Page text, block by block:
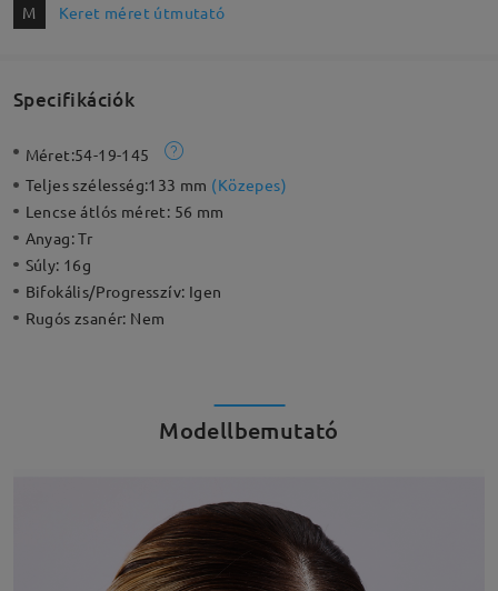
M Keret méret útmutató
Specifikációk
Méret:54-19-145
Teljes szélesség:133 mm (Közepes)
Lencse átlós méret: 56 mm
Anyag:Tr
Súly: 16g
Bifokális/Progresszív: Igen
Rugós zsanér: Nem
Modellbemutató